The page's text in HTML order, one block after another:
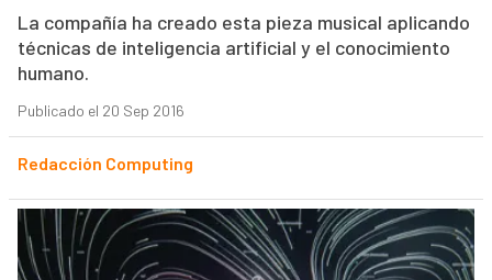
La compañía ha creado esta pieza musical aplicando
técnicas de inteligencia artificial y el conocimiento
humano.
Publicado el 20 Sep 2016
Redacción Computing